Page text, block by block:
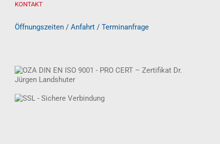
KONTAKT
Öffnungszeiten / Anfahrt / Terminanfrage